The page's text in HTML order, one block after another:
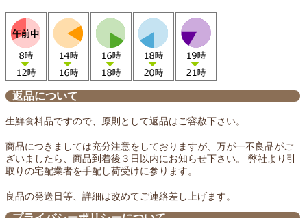
返品について
生鮮食料品ですので、原則として返品はご容赦下さい。
商品につきましては充分注意をしておりますが、万が一不良品がご
ざいましたら、商品到着後３日以内にお知らせ下さい。 弊社より引
取りの宅配業者を手配し荷受けに参ります。
良品の発送日等、詳細は改めてご連絡差し上げます。